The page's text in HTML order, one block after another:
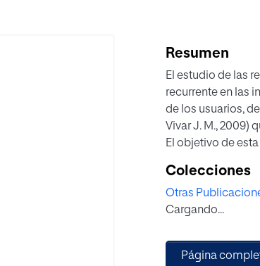
Resumen
El estudio de las
recurrente en las
de los usuarios,
Vivar J. M., 2009)
El objetivo de
describir aquellas
resultado de este
partida sólido
publicadas en el
Colecciones
Otras
Cargando...
Página